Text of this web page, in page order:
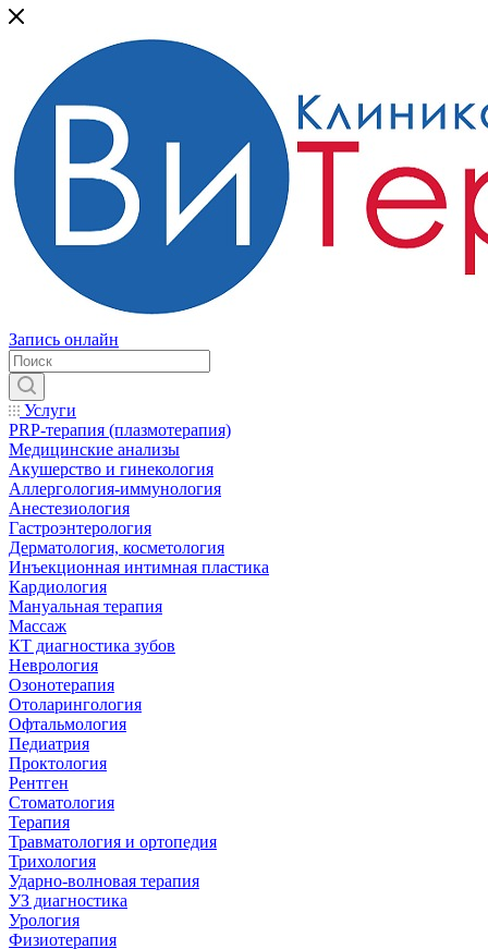
Запись онлайн
Услуги
PRP-терапия (плазмотерапия)
Медицинские анализы
Акушерство и гинекология
Аллергология-иммунология
Анестезиология
Гастроэнтерология
Дерматология, косметология
Инъекционная интимная пластика
Кардиология
Мануальная терапия
Массаж
КТ диагностика зубов
Неврология
Озонотерапия
Отоларингология
Офтальмология
Педиатрия
Проктология
Рентген
Стоматология
Терапия
Травматология и ортопедия
Трихология
Ударно-волновая терапия
УЗ диагностика
Урология
Физиотерапия